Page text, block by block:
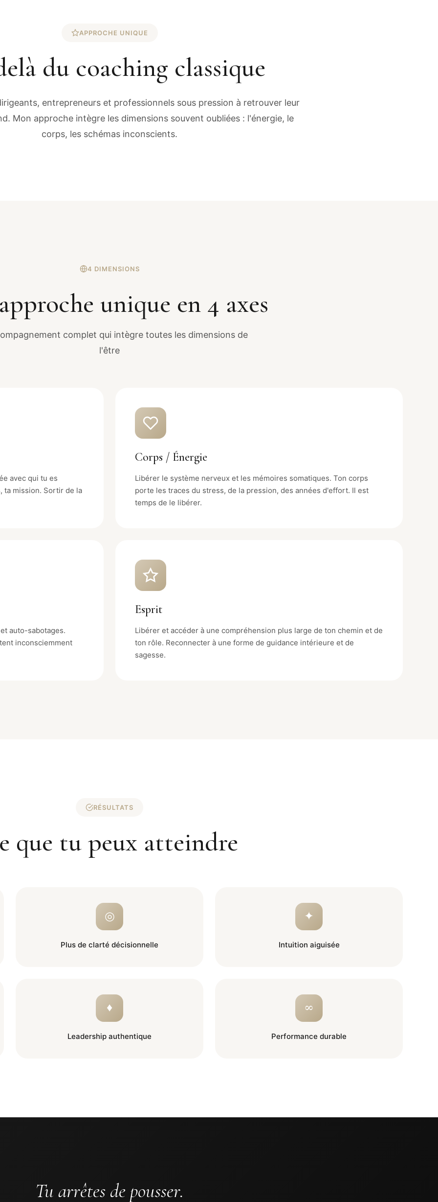
APPROCHE UNIQUE
du coaching classique
entrepreneurs et professionnels sous pression à retrouver leur
Mon approche intègre les dimensions souvent oubliées : l'énergie, le
corps, les schémas inconscients.
4 DIMENSIONS
unique en 4 axes
complet qui intègre toutes les dimensions de
l'être
avec qui tu es
ta mission. Sortir de la
Corps / Énergie
Libérer le système nerveux et les mémoires somatiques. Ton corps
porte les traces du stress, de la pression, des années d'effort. Il est
temps de le libérer.
auto-sabotages.
inconsciemment
Esprit
Libérer et accéder à une compréhension plus large de ton chemin et de
ton rôle. Reconnecter à une forme de guidance intérieure et de
sagesse.
RÉSULTATS
que tu peux atteindre
◎
Plus de clarté décisionnelle
✦
Intuition aiguisée
♦
Leadership authentique
∞
Performance durable
Tu arrêtes de pousser.